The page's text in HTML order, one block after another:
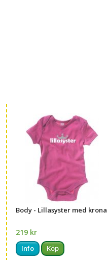
Body - Lillasyster med krona
219 kr
Info Köp